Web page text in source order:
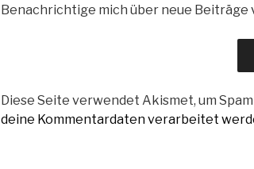
Benachrichtige mich über neue Beiträge
Diese Seite verwendet Akismet, um
deine Kommentardaten verarbeitet